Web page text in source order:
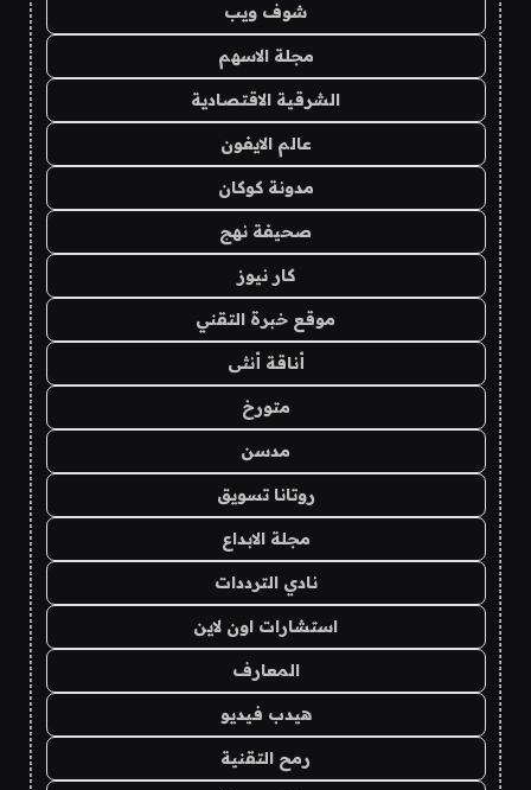
شوف ويب
مجلة الاسهم
الشرقية الاقتصادية
عالم الايفون
مدونة كوكان
صحيفة نهج
كار نيوز
موقع خبرة التقني
أناقة أنثى
متورخ
مدسن
روتانا تسويق
مجلة الابداع
نادي الترددات
استشارات اون لاين
المعارف
هيدب فيديو
رمح التقنية